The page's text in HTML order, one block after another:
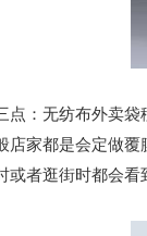
：无纺布外卖袋
都是会定做覆膜
或者逛街时都会看